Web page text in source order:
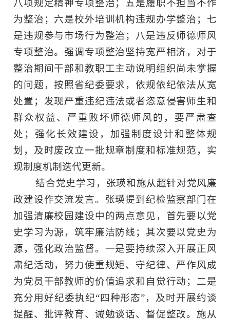
八项规定精神专项整治；五是履职不担当不作
为整治；六是校外培训机构违规办学整治；七
是违规参与市场行为整治；八是违反师德师风
专项整治。强调专项整治坚持宽严相济，对于
整治期间干部和教职工主动说明组织尚未掌握
的问题，按照省纪委要求，依规依纪依法从宽
处置；发现严重违纪违法或者恣意侵害师生和
群众权益、严重败坏师德师风的，要严肃查
处；强化长效建设，加强制度设计和整体规
划，及时废改立一批规章制度和标准规范，实
现制度机制迭代更新。
结合党史学习，张瑛和施从超针对党风廉
政建设作交流发言。张瑛提到纪检监察部门在
加强清廉校园建设中的两点意见，首先要以党
史学习为源，筑牢廉洁防线；其次要以党史为
源，强化政治监督。一是要持续深入开展正风
肃纪活动，努力使重规矩、守纪律、严作风成
为党员干部教师的价值追求和自觉行动；二是
充分用好纪委执纪“四种形态”，及时开展约谈
提醒、批评教育、诫勉谈话、督促整改。施从